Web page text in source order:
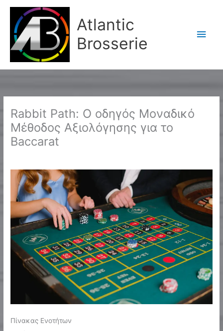
contenu
Atlantic
Brosserie
Rabbit Path: Ο οδηγός Μοναδικό
Μέθοδος Αξιολόγησης για το
Baccarat
Πίνακας Ενοτήτων